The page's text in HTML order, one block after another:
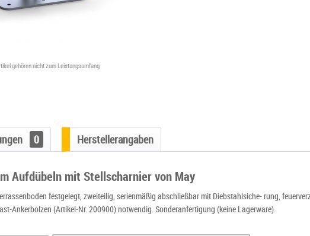
gehören nicht zum Leistungsumfang
0 Herstellerangaben
Aufdübeln mit Stellscharnier von May
festgelegt, zweiteilig, serienmäßig abschließbar mit Diebstahlsiche- rung,
Ankerbolzen (Artikel-Nr. 200900) notwendig. Sonderanfertigung (keine Lagerware).